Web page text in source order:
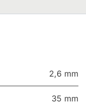
2,6 mm
35 mm